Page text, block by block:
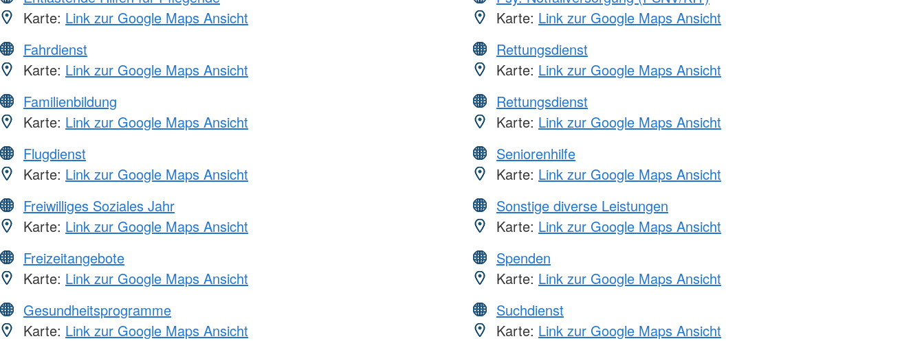
Karte: Link zur Google Maps Ansicht
Fahrdienst
Karte: Link zur Google Maps Ansicht
Familienbildung
Karte: Link zur Google Maps Ansicht
Flugdienst
Karte: Link zur Google Maps Ansicht
Freiwilliges Soziales Jahr
Karte: Link zur Google Maps Ansicht
Freizeitangebote
Karte: Link zur Google Maps Ansicht
Gesundheitsprogramme
Karte: Link zur Google Maps Ansicht
Karte: Link zur Google Maps Ansicht
Rettungsdienst
Karte: Link zur Google Maps Ansicht
Rettungsdienst
Karte: Link zur Google Maps Ansicht
Seniorenhilfe
Karte: Link zur Google Maps Ansicht
Sonstige diverse Leistungen
Karte: Link zur Google Maps Ansicht
Spenden
Karte: Link zur Google Maps Ansicht
Suchdienst
Karte: Link zur Google Maps Ansicht